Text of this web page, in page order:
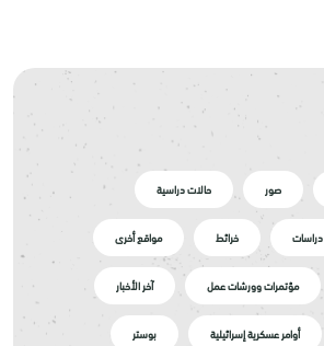
صور حالات دراسية
دراسات خرائط مواقع أخرى
مؤتمرات وورشات عمل آخر الأخبار
أوامر عسكرية إسرائيلية بوستر